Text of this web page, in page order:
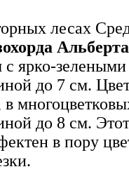
лесах
Альберта
с ярко-
до 7 см.
в
до 8 см.
в пору